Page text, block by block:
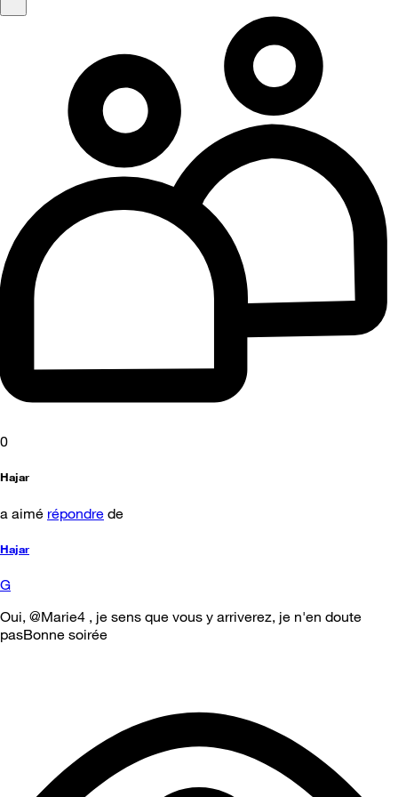
0
Hajar
a aimé répondre de
Hajar
G
Oui, @Marie4 , je sens que vous y arriverez, je n'en doute
pasBonne soirée